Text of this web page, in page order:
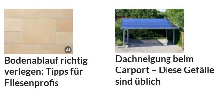
Bodenablauf richtig
verlegen: Tipps für
Fliesenprofis
Dachneigung beim
Carport – Diese Gefälle
sind üblich